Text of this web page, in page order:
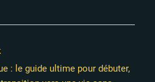
: le guide ultime pour débuter,